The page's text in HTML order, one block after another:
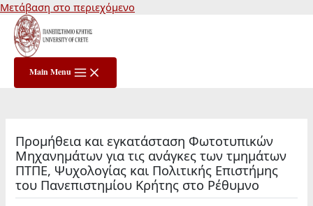
Μετάβαση στο περιεχόμενο
Main Menu
Προμήθεια και εγκατάσταση Φωτοτυπικών
Μηχανημάτων για τις ανάγκες των τμημάτων
ΠΤΠΕ, Ψυχολογίας και Πολιτικής Επιστήμης
του Πανεπιστημίου Κρήτης στο Ρέθυμνο